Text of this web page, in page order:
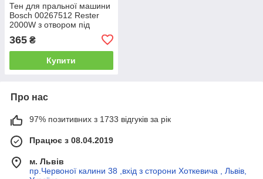
Тен для пральної машини
Bosch 00267512 Rester
2000W з отвором під
365 ₴
Купити
Про нас
97% позитивних з 1733 відгуків за рік
Працює з 08.04.2019
м. Львів
пр.Червоної калини 38 ,вхід з сторони Хоткевича , Львів,